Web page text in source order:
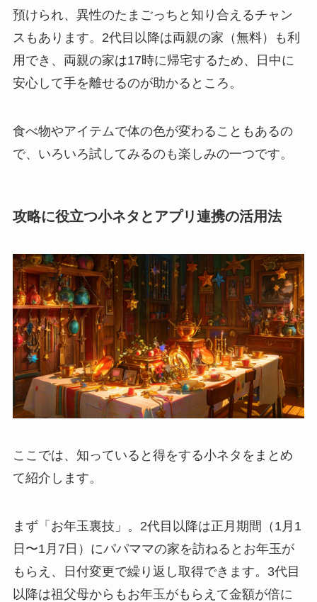
預けられ、異性のたまごっちと知り合えるチャン
スもあります。2代目以降は両親の家（無料）も利
用でき、両親の家は17時に帰宅するため、日中に
安心して手を離せるのが助かるところ。
食べ物やアイテムで体の色が変わることもあるの
で、いろいろ試してみるのも楽しみの一つです。
攻略に役立つ小ネタとアプリ連携の活用法
ここでは、知っていると得をする小ネタをまとめ
て紹介します。
まず「お年玉裏技」。2代目以降は正月期間（1月1
日〜1月7日）にパパママの家を訪ねるとお年玉が
もらえ、日付変更で繰り返し取得できます。3代目
以降は祖父母からもお年玉がもらえて金額が倍に